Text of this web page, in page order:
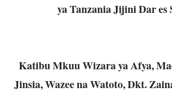
ya Tanzania Jijini Dar es
Katibu Mkuu Wizara ya Afya,
Jinsia, Wazee na Watoto, Dkt.